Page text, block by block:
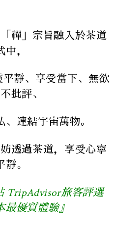
禪」宗旨融入於茶道
中，
靜、享受當下、無欲
批評、
連結宇宙萬物。
透過茶道，享受心寧
靜。
TripAdvisor旅客評選
最優質體驗』